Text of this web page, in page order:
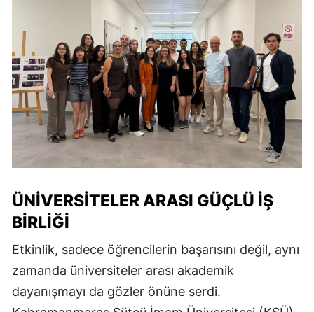
ÜNİVERSİTELER ARASI GÜÇLÜ İŞ
BİRLİĞİ
Etkinlik, sadece öğrencilerin başarısını değil, aynı
zamanda üniversiteler arası akademik
dayanışmayı da gözler önüne serdi.